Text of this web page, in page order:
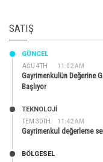
SATIŞ
AĞU 4TH 11:02 AM
GÜNCEL
Gayrimenkulün Değerine
Başlıyor
TEM 30TH 11:42 AM
TEKNOLOJİ
Gayrimenkul değerleme
BÖLGESEL